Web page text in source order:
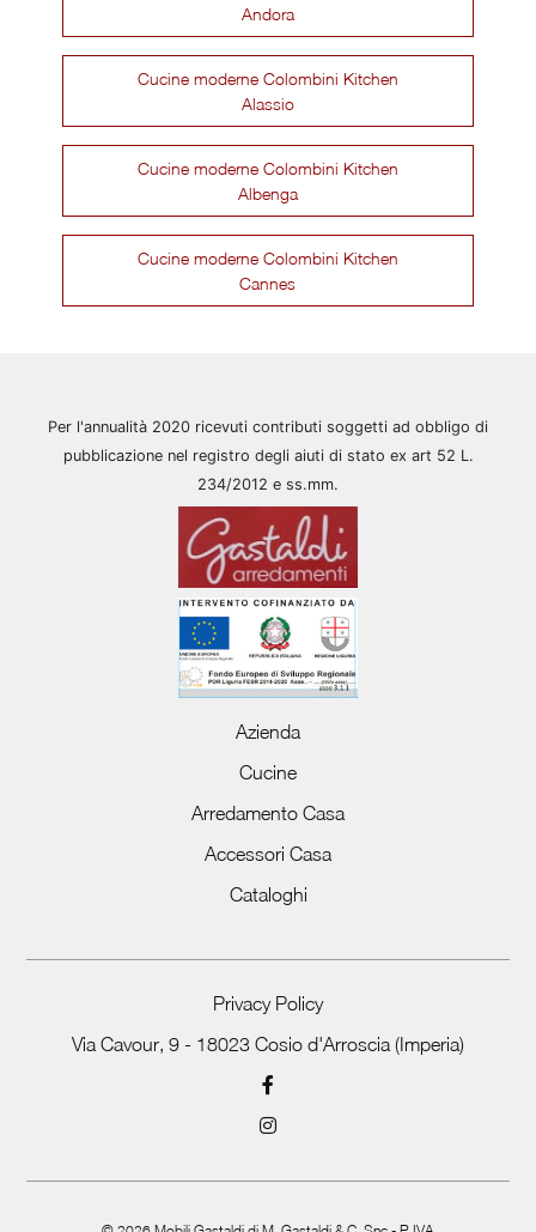
Andora
Cucine moderne Colombini Kitchen
Alassio
Cucine moderne Colombini Kitchen
Albenga
Cucine moderne Colombini Kitchen
Cannes
Per l'annualità 2020 ricevuti contributi soggetti ad obbligo di
pubblicazione nel registro degli aiuti di stato ex art 52 L.
234/2012 e ss.mm.
Azienda
Cucine
Arredamento Casa
Accessori Casa
Cataloghi
Privacy Policy
Via Cavour, 9 - 18023 Cosio d'Arroscia (Imperia)